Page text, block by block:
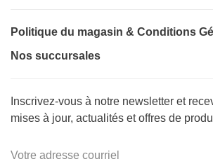
Politique du magasin & Conditions
Nos succursales
Inscrivez-vous à notre newsletter et
mises à jour, actualités et offres de